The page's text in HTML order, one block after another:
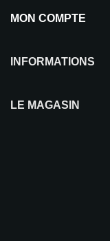
MON COMPTE
INFORMATIONS
LE MAGASIN